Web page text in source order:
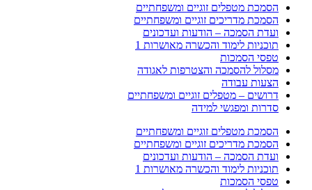
הסמכת מטפלים זוגיים ומשפחתיים
הסמכת מדריכים זוגיים ומשפחתיים
ועדת הסמכה – הודעות ועדכונים
תוכניות לימוד והכשרה מאושרות 1
טפסי הסמכות
מסלול להסמכה והצטרפות לאגודה
הצעות עבודה
דרושים – מטפלים זוגיים ומשפחתיים
סדרות ומפגשי למידה
הסמכת מטפלים זוגיים ומשפחתיים
הסמכת מדריכים זוגיים ומשפחתיים
ועדת הסמכה – הודעות ועדכונים
תוכניות לימוד והכשרה מאושרות 1
טפסי הסמכות